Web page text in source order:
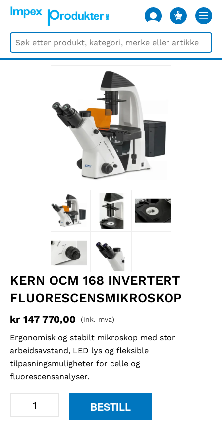
0
VARER
KERN OCM 168 INVERTERT
FLUORESCENSMIKROSKOP
kr 147 770,00 (ink. mva)
Ergonomisk og stabilt mikroskop med stor
arbeidsavstand, LED lys og fleksible
tilpasningsmuligheter for celle og
fluorescensanalyser.
BESTILL